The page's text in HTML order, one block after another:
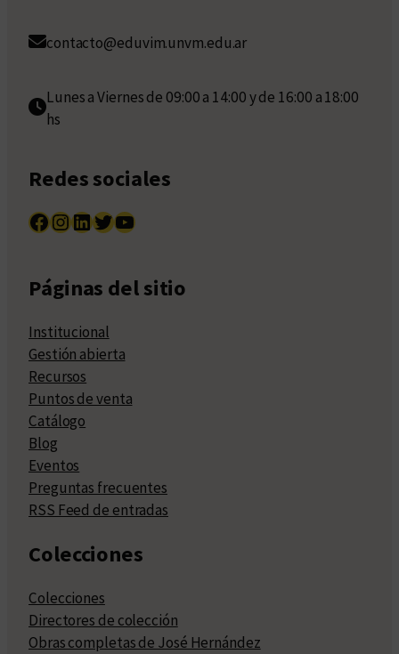
contacto@eduvim.unvm.edu.ar
Lunes a Viernes de 09:00 a 14:00 y de 16:00 a 18:00
hs
Redes sociales
Facebook InstagramLinkedIn Twitter YouTube
Páginas del sitio
Institucional
Gestión abierta
Recursos
Puntos de venta
Catálogo
Blog
Eventos
Preguntas frecuentes
RSS Feed de entradas
Colecciones
Colecciones
Directores de colección
Obras completas de José Hernández